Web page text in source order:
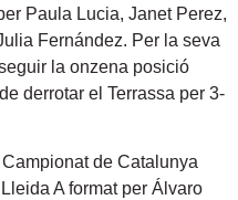
Paula Lucia, Janet Perez,
Fernández. Per la seva
la onzena posició
derrotar el Terrassa per 3-
de Catalunya
A format per Álvaro